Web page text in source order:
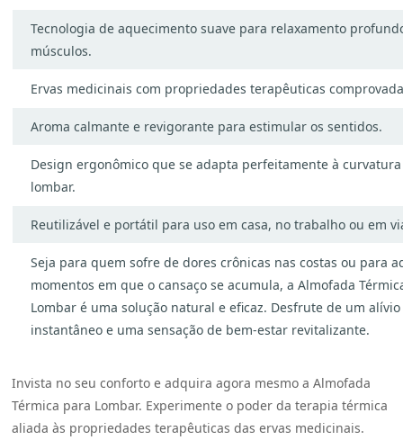
Tecnologia de aquecimento suave para relaxamento
músculos.
Ervas medicinais com propriedades terapêuticas
Aroma calmante e revigorante para estimular os sentidos.
Design ergonômico que se adapta perfeitamente à curvatura
lombar.
Reutilizável e portátil para uso em casa, no trabalho ou em
Seja para quem sofre de dores crônicas nas costas ou para
momentos em que o cansaço se acumula, a Almofada
Lombar é uma solução natural e eficaz. Desfrute de um alívio
instantâneo e uma sensação de bem-estar revitalizante.
Invista no seu conforto e adquira agora mesmo a Almofada
Térmica para Lombar. Experimente o poder da terapia térmica
aliada às propriedades terapêuticas das ervas medicinais.